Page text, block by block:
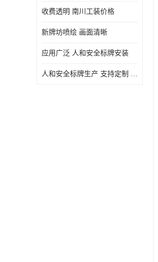
收费透明 南川工装价格
新牌坊喷绘 画面清晰
应用广泛 人和安全标牌安装
人和安全标牌生产 支持定制 润乔